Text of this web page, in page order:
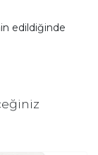
edildiğinde